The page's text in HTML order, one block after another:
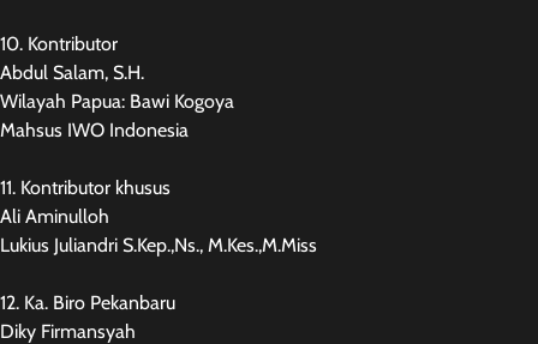
10. Kontributor
Abdul Salam, S.H.
Wilayah Papua: Bawi Kogoya
Mahsus IWO Indonesia
11. Kontributor khusus
Ali Aminulloh
Lukius Juliandri S.Kep.,Ns., M.Kes.,M.Miss
12. Ka. Biro Pekanbaru
Diky Firmansyah